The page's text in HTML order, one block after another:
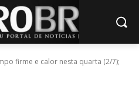
firme e calor nesta quarta (2/7);